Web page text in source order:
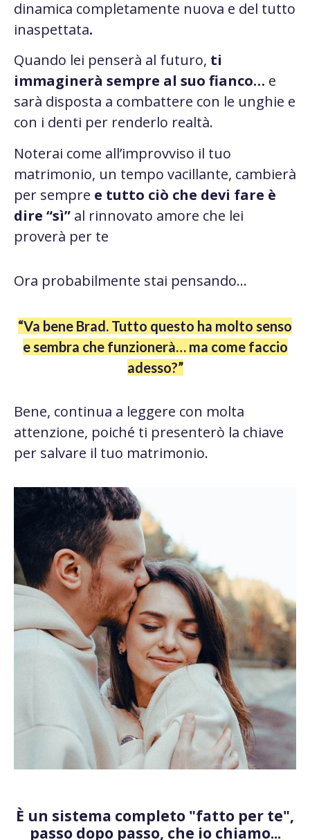
dinamica completamente nuova e del tutto
inaspettata.
Quando lei penserà al futuro, ti
immaginerà sempre al suo fianco… e
sarà disposta a combattere con le unghie e
con i denti per renderlo realtà.
Noterai come all’improvviso il tuo
matrimonio, un tempo vacillante, cambierà
per sempre e tutto ciò che devi fare è
dire “sì” al rinnovato amore che lei
proverà per te
Ora probabilmente stai pensando…
“Va bene Brad. Tutto questo ha molto senso
e sembra che funzionerà… ma come faccio
adesso?”
Bene, continua a leggere con molta
attenzione, poiché ti presenterò la chiave
per salvare il tuo matrimonio.
È un sistema completo "fatto per te",
passo dopo passo, che io chiamo...